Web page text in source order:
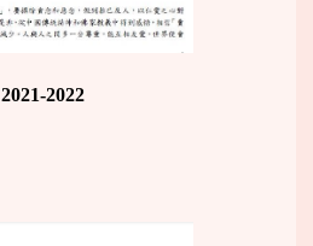
2021-2022